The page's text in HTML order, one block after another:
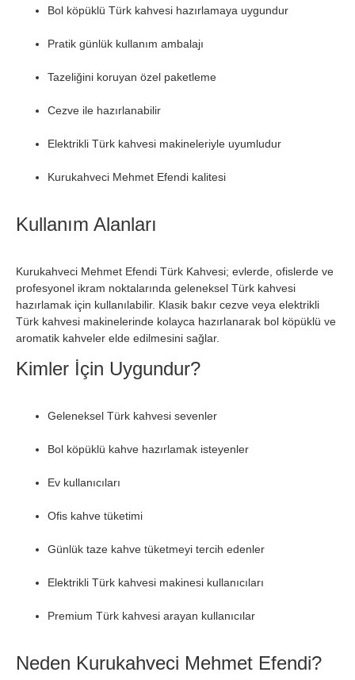
Bol köpüklü Türk kahvesi hazırlamaya uygundur
Pratik günlük kullanım ambalajı
Tazeliğini koruyan özel paketleme
Cezve ile hazırlanabilir
Elektrikli Türk kahvesi makineleriyle uyumludur
Kurukahveci Mehmet Efendi kalitesi
Kullanım Alanları
Kurukahveci Mehmet Efendi Türk Kahvesi; evlerde, ofislerde ve
profesyonel ikram noktalarında geleneksel Türk kahvesi
hazırlamak için kullanılabilir. Klasik bakır cezve veya elektrikli
Türk kahvesi makinelerinde kolayca hazırlanarak bol köpüklü ve
aromatik kahveler elde edilmesini sağlar.
Kimler İçin Uygundur?
Geleneksel Türk kahvesi sevenler
Bol köpüklü kahve hazırlamak isteyenler
Ev kullanıcıları
Ofis kahve tüketimi
Günlük taze kahve tüketmeyi tercih edenler
Elektrikli Türk kahvesi makinesi kullanıcıları
Premium Türk kahvesi arayan kullanıcılar
Neden Kurukahveci Mehmet Efendi?